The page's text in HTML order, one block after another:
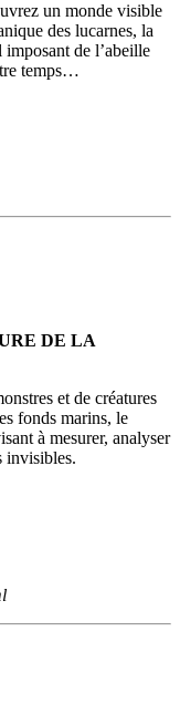
un monde visible
des lucarnes, la
imposant de l’abeille
temps…
DE LA
et de créatures
fonds marins, le
à mesurer, analyser
invisibles.